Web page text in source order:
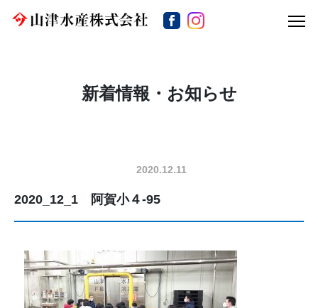
新着情報・お知らせ
2020.12.11
2020_12_1 阿賀小４-95